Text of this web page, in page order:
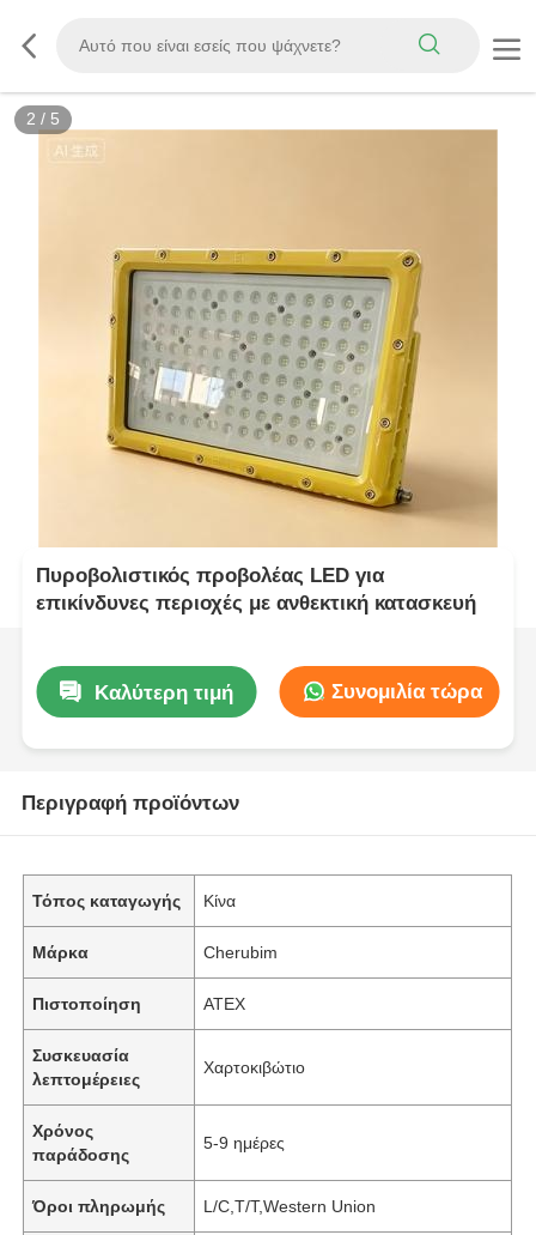
2 / 5
Πυροβολιστικός προβολέας LED για
επικίνδυνες περιοχές με ανθεκτική κατασκευή
Καλύτερη τιμή Συνομιλία τώρα
Περιγραφή προϊόντων
Τόπος καταγωγής Κίνα
Μάρκα Cherubim
Πιστοποίηση ATEX
Συσκευασία
λεπτομέρειες
Χαρτοκιβώτιο
Χρόνος
παράδοσης
5-9 ημέρες
Όροι πληρωμής L/C,T/T,Western Union